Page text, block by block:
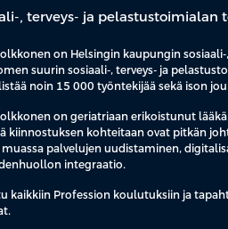
, terveys- ja
on Helsingin kaupungin
suurin sosiaali-, terveys- ja
noin 15 000 työntekijää sekä ison
on geriatriaan erikoistunut
kiinnostuksen kohteitaan ovat pitkän
palvelujen uudistaminen,
integraatio.
kaikkiin Profession koulutuksiin ja